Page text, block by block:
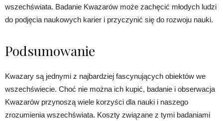
wszechświata. Badanie Kwazarów może zachęcić młodych ludzi
do podjęcia naukowych karier i przyczynić się do rozwoju nauki.
Podsumowanie
Kwazary są jednymi z najbardziej fascynujących obiektów we
wszechświecie. Choć nie można ich kupić, badanie i obserwacja
Kwazarów przynoszą wiele korzyści dla nauki i naszego
zrozumienia wszechświata. Koszty związane z tymi badaniami